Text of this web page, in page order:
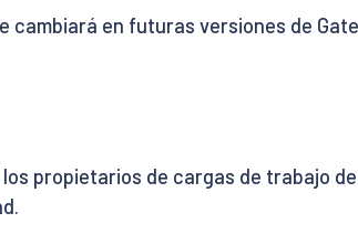
cambiará en futuras versiones de
propietarios de cargas de trabajo